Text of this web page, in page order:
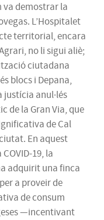
va demostrar la
L’Hospitalet
territorial, encara
no li sigui aliè;
ciutadana
blocs i Depana,
justícia anul·lés
de la Gran Via, que
de Cal
En aquest
19, la
adquirit una finca
a proveir de
de consum
—incentivant